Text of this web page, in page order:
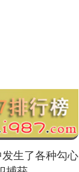
生了各种勾心